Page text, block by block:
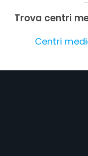
Trova centri
Centri